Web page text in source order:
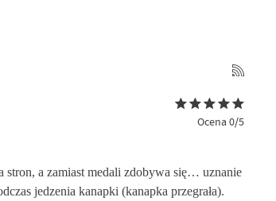
Ocena 0/5
stron, a zamiast medali zdobywa się… uznanie
jedzenia kanapki (kanapka przegrała).